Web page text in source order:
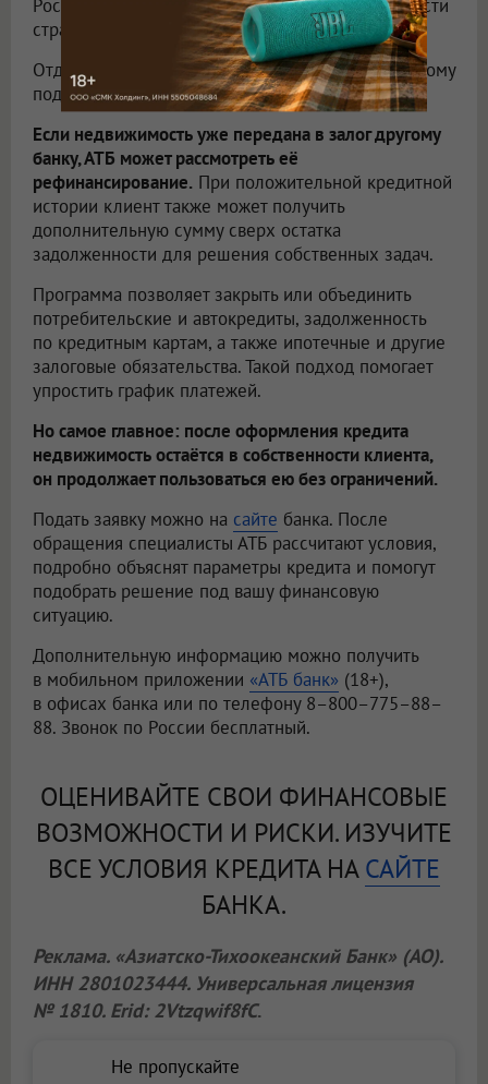
России, от Дальнего Востока до европейской части
страны.
Отдельное внимание АТБ уделяет индивидуальному
подходу к клиентам.
Если недвижимость уже передана в залог другому
банку, АТБ может рассмотреть её
рефинансирование. При положительной кредитной
истории клиент также может получить
дополнительную сумму сверх остатка
задолженности для решения собственных задач.
Программа позволяет закрыть или объединить
потребительские и автокредиты, задолженность
по кредитным картам, а также ипотечные и другие
залоговые обязательства. Такой подход помогает
упростить график платежей.
Но самое главное: после оформления кредита
недвижимость остаётся в собственности клиента,
он продолжает пользоваться ею без ограничений.
Подать заявку можно на сайте банка. После
обращения специалисты АТБ рассчитают условия,
подробно объяснят параметры кредита и помогут
подобрать решение под вашу финансовую
ситуацию.
Дополнительную информацию можно получить
в мобильном приложении «АТБ банк» (18+),
в офисах банка или по телефону 8–800–775–88–
88. Звонок по России бесплатный.
ОЦЕНИВАЙТЕ СВОИ ФИНАНСОВЫЕ
ВОЗМОЖНОСТИ И РИСКИ. ИЗУЧИТЕ
ВСЕ УСЛОВИЯ КРЕДИТА НАСАЙТЕ
БАНКА.
Реклама. «Азиатско-Тихоокеанский Банк» (АО).
ИНН 2801023444. Универсальная лицензия
№ 1810. Erid: 2Vtzqwif8fC.
Не пропускайте